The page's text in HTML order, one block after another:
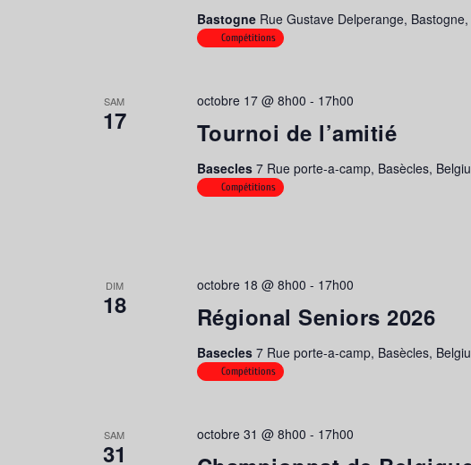
Bastogne Rue Gustave Delperange,
Compétitions
SAM
17 Tournoi de l’amitié
octobre 17 @ 8h00 - 17h00
Basecles 7 Rue porte-a-camp, Basècles,
Compétitions
DIM
18 Régional Seniors 2026
octobre 18 @ 8h00 - 17h00
Basecles 7 Rue porte-a-camp, Basècles,
Compétitions
SAM
31
octobre 31 @ 8h00 - 17h00